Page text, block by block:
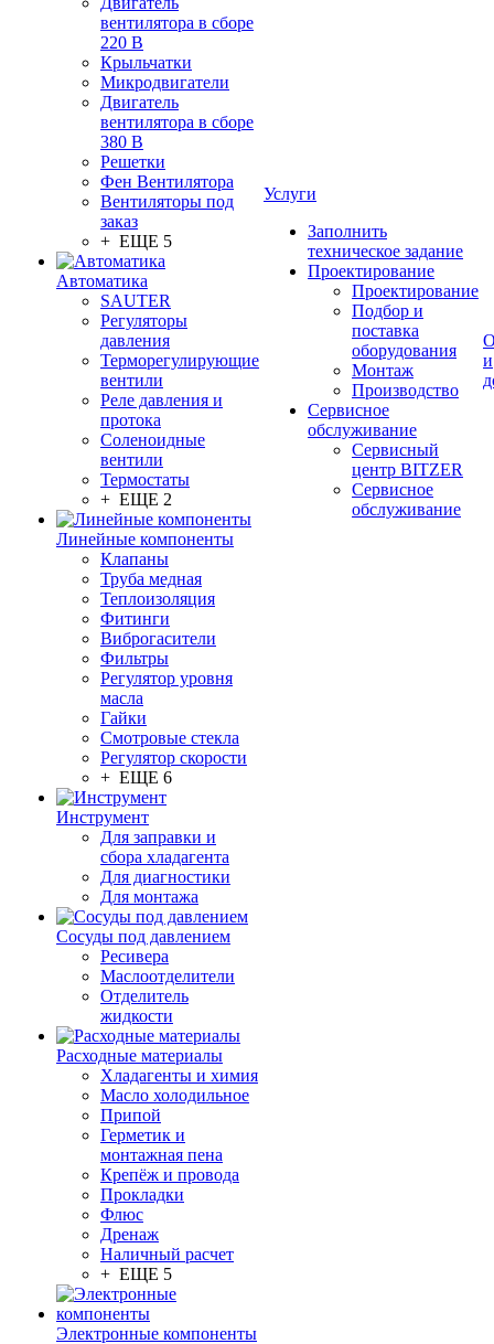
вентилятора в сборе
220 В
Крыльчатки
Микродвигатели
Двигатель
вентилятора в сборе
380 В
Решетки
Фен Вентилятора
Вентиляторы под
заказ
+ ЕЩЕ 5
Автоматика
SAUTER
Регуляторы
давления
Терморегулирующие
вентили
Реле давления и
протока
Соленоидные
вентили
Термостаты
+ ЕЩЕ 2
Линейные компоненты
Клапаны
Труба медная
Теплоизоляция
Фитинги
Виброгасители
Фильтры
Регулятор уровня
масла
Гайки
Смотровые стекла
Регулятор скорости
+ ЕЩЕ 6
Инструмент
Для заправки и
сбора хладагента
Для диагностики
Для монтажа
Сосуды под давлением
Ресивера
Маслоотделители
Отделитель
жидкости
Расходные материалы
Хладагенты и химия
Масло холодильное
Припой
Герметик и
монтажная пена
Крепёж и провода
Прокладки
Флюс
Дренаж
Наличный расчет
+ ЕЩЕ 5
Электронные компоненты
Услуги
Заполнить
техническое задание
Проектирование
Проектирование
Подбор и
поставка
оборудования
Монтаж
Производство
Сервисное
обслуживание
Сервисный
центр BITZER
Сервисное
обслуживание
и